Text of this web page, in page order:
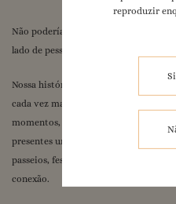
reproduzir
1
Não poderíamos estar mais felizes
lado de pessoas tão importantes para
Nossa história começou há seis anos,
cada vez mais forte e verdadeira.
momentos, nos dias felizes e
presentes um para o outro,
passeios, festas e inúmeras
conexão.